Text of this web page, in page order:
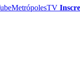
MetrópolesTV